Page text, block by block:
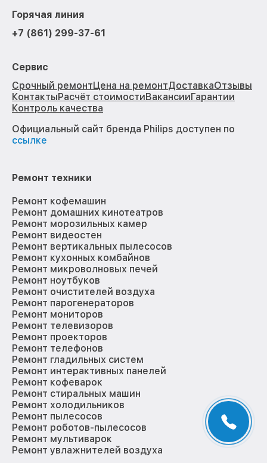
Горячая линия
+7 (861) 299-37-61
Сервис
Срочный ремонтЦена на ремонтДоставкаОтзывы
КонтактыРасчёт стоимостиВакансииГарантии
Контроль качества
Официальный сайт бренда Philips доступен по
ссылке
Ремонт техники
Ремонт кофемашин
Ремонт домашних кинотеатров
Ремонт морозильных камер
Ремонт видеостен
Ремонт вертикальных пылесосов
Ремонт кухонных комбайнов
Ремонт микроволновых печей
Ремонт ноутбуков
Ремонт очистителей воздуха
Ремонт парогенераторов
Ремонт мониторов
Ремонт телевизоров
Ремонт проекторов
Ремонт телефонов
Ремонт гладильных систем
Ремонт интерактивных панелей
Ремонт кофеварок
Ремонт стиральных машин
Ремонт холодильников
Ремонт пылесосов
Ремонт роботов-пылесосов
Ремонт мультиварок
Ремонт увлажнителей воздуха